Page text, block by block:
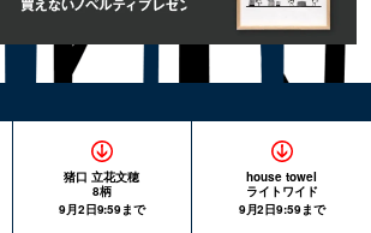
猪口 立花文穂
8柄
9月2日9:59まで
house towel
ライトワイド
9月2日9:59まで